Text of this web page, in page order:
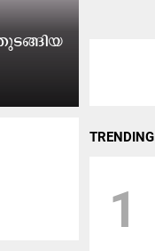
TRENDING
1